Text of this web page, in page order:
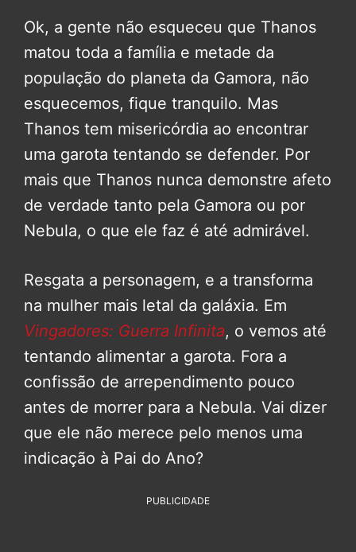
Ok, a gente não esqueceu que Thanos
matou toda a família e metade da
população do planeta da Gamora, não
esquecemos, fique tranquilo. Mas
Thanos tem misericórdia ao encontrar
uma garota tentando se defender. Por
mais que Thanos nunca demonstre afeto
de verdade tanto pela Gamora ou por
Nebula, o que ele faz é até admirável.
Resgata a personagem, e a transforma
na mulher mais letal da galáxia. Em
Vingadores: Guerra Infinita, o vemos até
tentando alimentar a garota. Fora a
confissão de arrependimento pouco
antes de morrer para a Nebula. Vai dizer
que ele não merece pelo menos uma
indicação à Pai do Ano?
PUBLICIDADE